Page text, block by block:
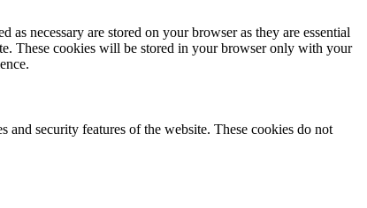
necessary are stored on your browser as they are essential
These cookies will be stored in your browser only with your
security features of the website. These cookies do not